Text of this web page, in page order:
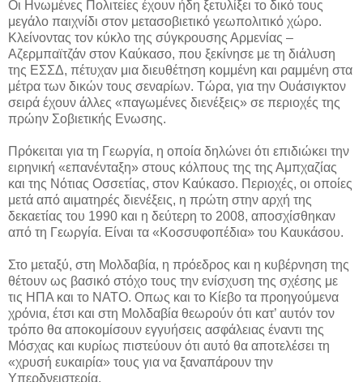
Οι Ηνωμένες Πολιτείες έχουν ήδη ξετυλίξει το δικό τους
μεγάλο παιχνίδι στον μετασοβιετικό γεωπολιτικό χώρο.
Κλείνοντας τον κύκλο της σύγκρουσης Αρμενίας –
Αζερμπαϊτζάν στον Καύκασο, που ξεκίνησε με τη διάλυση
της ΕΣΣΔ, πέτυχαν μια διευθέτηση κομμένη και ραμμένη στα
μέτρα των δικών τους σεναρίων. Τώρα, για την Ουάσιγκτον
σειρά έχουν άλλες «παγωμένες διενέξεις» σε περιοχές της
πρώην Σοβιετικής Ενωσης.
Πρόκειται για τη Γεωργία, η οποία δηλώνει ότι επιδιώκει την
ειρηνική «επανένταξη» στους κόλπους της της Αμπχαζίας
και της Νότιας Οσσετίας, στον Καύκασο. Περιοχές, οι οποίες
μετά από αιματηρές διενέξεις, η πρώτη στην αρχή της
δεκαετίας του 1990 και η δεύτερη το 2008, αποσχίσθηκαν
από τη Γεωργία. Είναι τα «Κοσσυφοπέδια» του Καυκάσου.
Στο μεταξύ, στη Μολδαβία, η πρόεδρος και η κυβέρνηση της
θέτουν ως βασικό στόχο τους την ενίσχυση της σχέσης με
τις ΗΠΑ και το ΝΑΤΟ. Οπως και το Κίεβο τα προηγούμενα
χρόνια, έτσι και στη Μολδαβία θεωρούν ότι κατ’ αυτόν τον
τρόπο θα αποκομίσουν εγγυήσεις ασφάλειας έναντι της
Μόσχας και κυρίως πιστεύουν ότι αυτό θα αποτελέσει τη
«χρυσή ευκαιρία» τους για να ξαναπάρουν την
Υπερδνειστερία.